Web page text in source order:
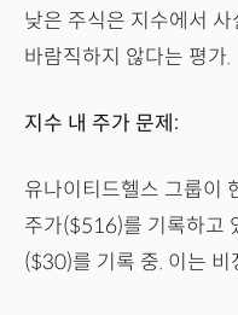
낮은 주식은 지수에서
바람직하지 않다는 평가.
지수 내 주가 문제:
유나이티드헬스 그룹이
주가($516)를 기록하고
($30)를 기록 중. 이는 비